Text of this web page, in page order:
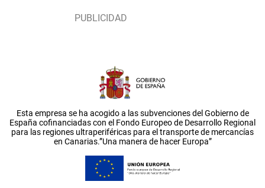
Esta empresa se ha acogido a las subvenciones del Gobierno de
España cofinanciadas con el Fondo Europeo de Desarrollo Regional
para las regiones ultraperiféricas para el transporte de mercancías
en Canarias.”Una manera de hacer Europa”